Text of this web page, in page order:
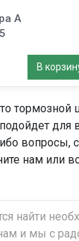
A
В
тормозной
для
вопросы,
нам или
найти
и мы с